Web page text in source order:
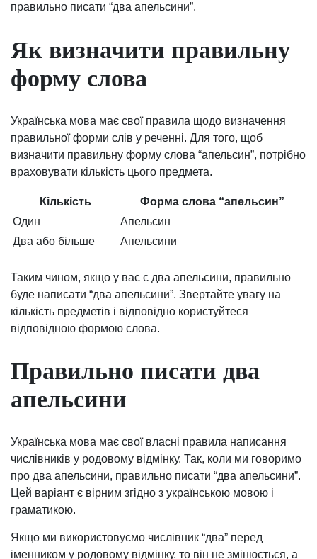
правильно писати “два апельсини”.
Як визначити правильну
форму слова
Українська мова має свої правила щодо визначення
правильної форми слів у реченні. Для того, щоб
визначити правильну форму слова “апельсин”, потрібно
враховувати кількість цього предмета.
Кількість
Форма слова “апельсин”
Один
Апельсин
Два або більше
Апельсини
Таким чином, якщо у вас є два апельсини, правильно
буде написати “два апельсини”. Звертайте увагу на
кількість предметів і відповідно користуйтеся
відповідною формою слова.
Правильно писати два
апельсини
Українська мова має свої власні правила написання
числівників у родовому відмінку. Так, коли ми говоримо
про два апельсини, правильно писати “два апельсини”.
Цей варіант є вірним згідно з українською мовою і
граматикою.
Якщо ми використовуємо числівник “два” перед
іменником у родовому відмінку, то він не змінюється, а